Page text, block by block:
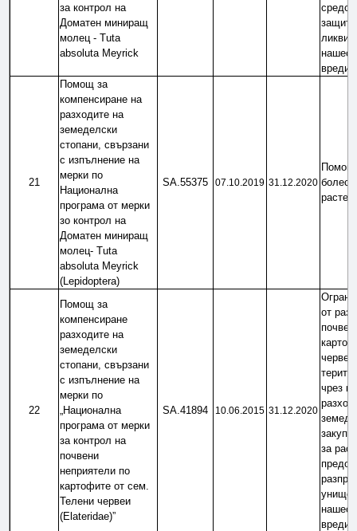
за контрол на
Доматен миниращ
молец - Tuta
absoluta Meyrick
21
Помощ за
компенсиране на
разходите на
земеделски
стопани, свързани
с изпълнение на
мерки по
Национална
програма от мерки
зо контрол на
Доматен миниращ
молец- Tuta
absoluta Meyrick
(Lepidoptera)
SA.55375 07.10.2019 31.12.2020
Помощ
22
Помощ за
компенсиране
разходите на
земеделски
стопани, свързани
с изпълнение на
мерки по
„Национална
програма от мерки
за контрол на
почвени
неприятели по
картофите от сем.
Телени червеи
(Elateridae)”
SA.41894 10.06.2015 31.12.2020
от
чрез
за